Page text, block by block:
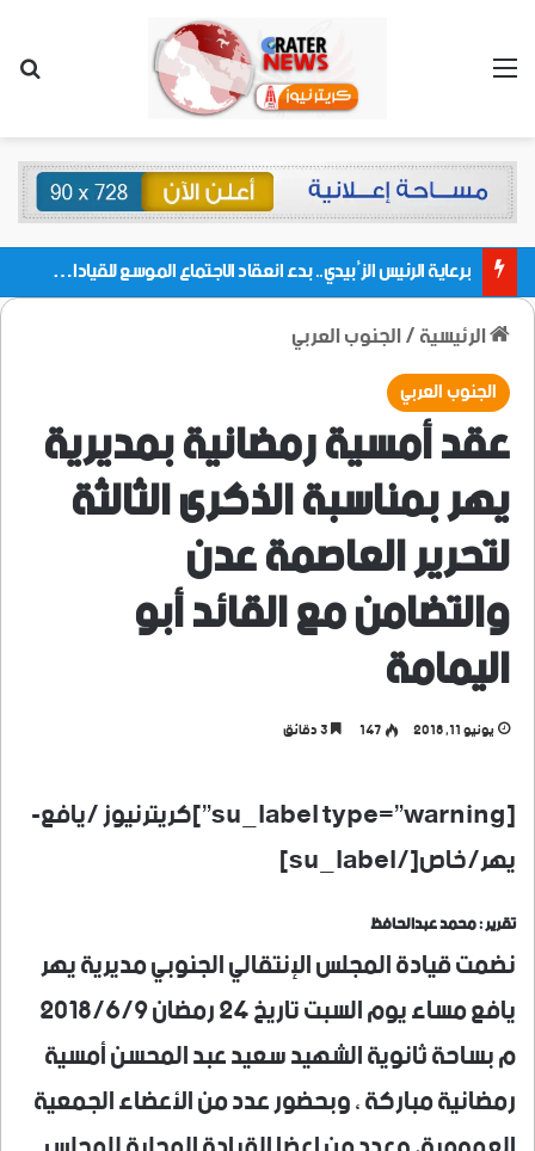
القائمة
برعاية الرئيس الزُبيدي.. بدء انعقاد الاجتماع الموسع للقيادات المحلية بالعاصمة ولمديريات وكتل مجلس العموم ومنسقيات الجامعة بالعاصمة عدن
الرئيسية/الجنوب العربي
الجنوب العربي
عقد أمسية رمضانية بمديرية
يهر بمناسبة الذكرى الثالثة
لتحرير العاصمة عدن
والتضامن مع القائد أبو
اليمامة
يونيو 11, 2018 147
[su_label type=”warning”]كريترنيوز /يافع-
يهر/خاص[/su_label]
تقرير : محمد عبدالحافظ
نضمت قيادة المجلس الإنتقالي الجنوبي مديرية يهر
يافع مساء يوم السبت تاريخ 24 رمضان 2018/6/9
م بساحة ثانوية الشهيد سعيد عبد المحسن أمسية
رمضانية مباركة ، وبحضور عدد من الأعضاء الجمعية